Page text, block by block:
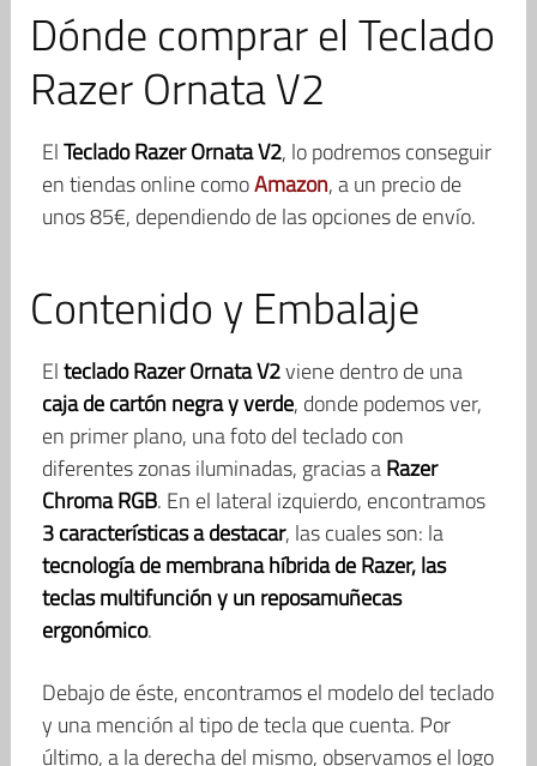
Dónde comprar el Teclado
Razer Ornata V2
ElTeclado Razer Ornata V2, lo podremos conseguir
en tiendas online comoAmazon, a un precio de
unos 85€, dependiendo de las opciones de envío.
Contenido y Embalaje
Elteclado Razer Ornata V2viene dentro de una
caja de cartón negra y verde, donde podemos ver,
en primer plano, una foto del teclado con
diferentes zonas iluminadas, gracias aRazer
Chroma RGB. En el lateral izquierdo, encontramos
3 características a destacar, las cuales son: la
tecnología de membrana híbrida de Razer, las
teclas multifunción y un reposamuñecas
ergonómico.
Debajo de éste, encontramos el modelo del teclado
y una mención al tipo de tecla que cuenta. Por
último, a la derecha del mismo, observamos el logo